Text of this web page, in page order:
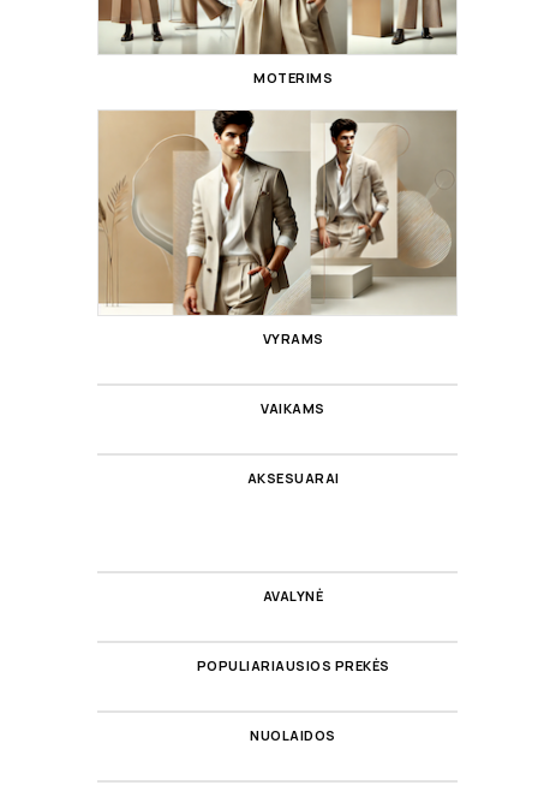
MOTERIMS
VYRAMS
VAIKAMS
AKSESUARAI
AVALYNĖ
POPULIARIAUSIOS PREKĖS
NUOLAIDOS